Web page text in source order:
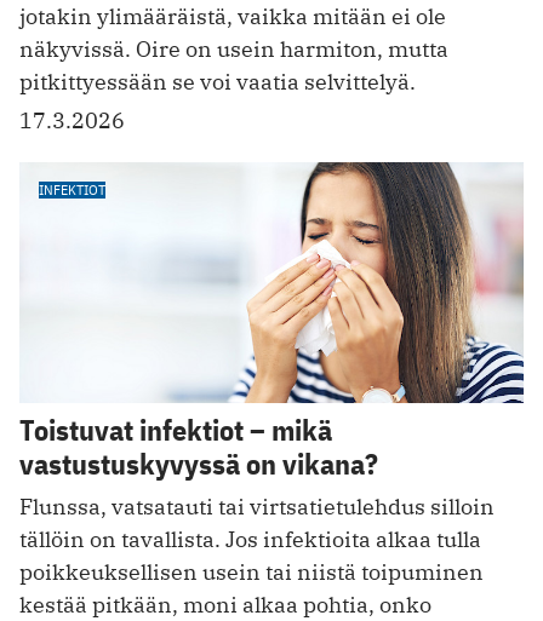
jotakin ylimääräistä, vaikka mitään ei ole
näkyvissä. Oire on usein harmiton, mutta
pitkittyessään se voi vaatia selvittelyä.
17.3.2026
INFEKTIOT
Toistuvat infektiot – mikä
vastustuskyvyssä on vikana?
Flunssa, vatsatauti tai virtsatietulehdus silloin
tällöin on tavallista. Jos infektioita alkaa tulla
poikkeuksellisen usein tai niistä toipuminen
kestää pitkään, moni alkaa pohtia, onko